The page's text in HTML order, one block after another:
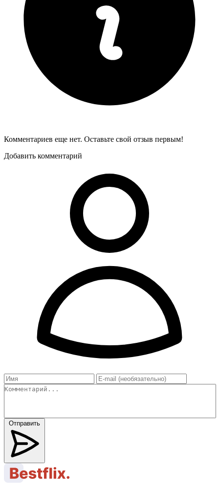
Комментариев еще нет. Оставьте свой отзыв первым!
Добавить комментарий
Отправить